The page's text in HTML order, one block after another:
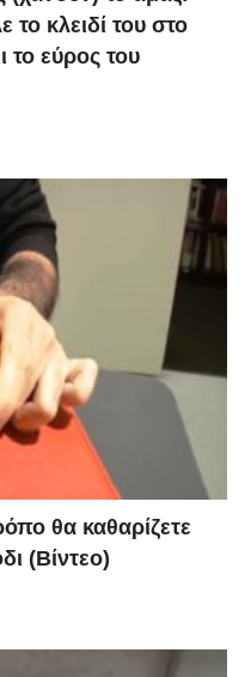
κλειδί του στο
το εύρος του
θα καθαρίζετε
(Βίντεο)